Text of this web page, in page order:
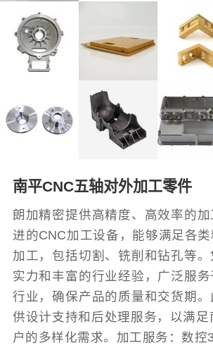
南平CNC五轴对外加工零件
朗加精密提供高精度、高效率的
进的CNC加工设备，能够满足各
加工，包括切割、铣削和钻孔等
实力和丰富的行业经验，广泛服
行业，确保产品的质量和交货期
供设计支持和后处理服务，以满足
户的多样化需求。加工服务：数控